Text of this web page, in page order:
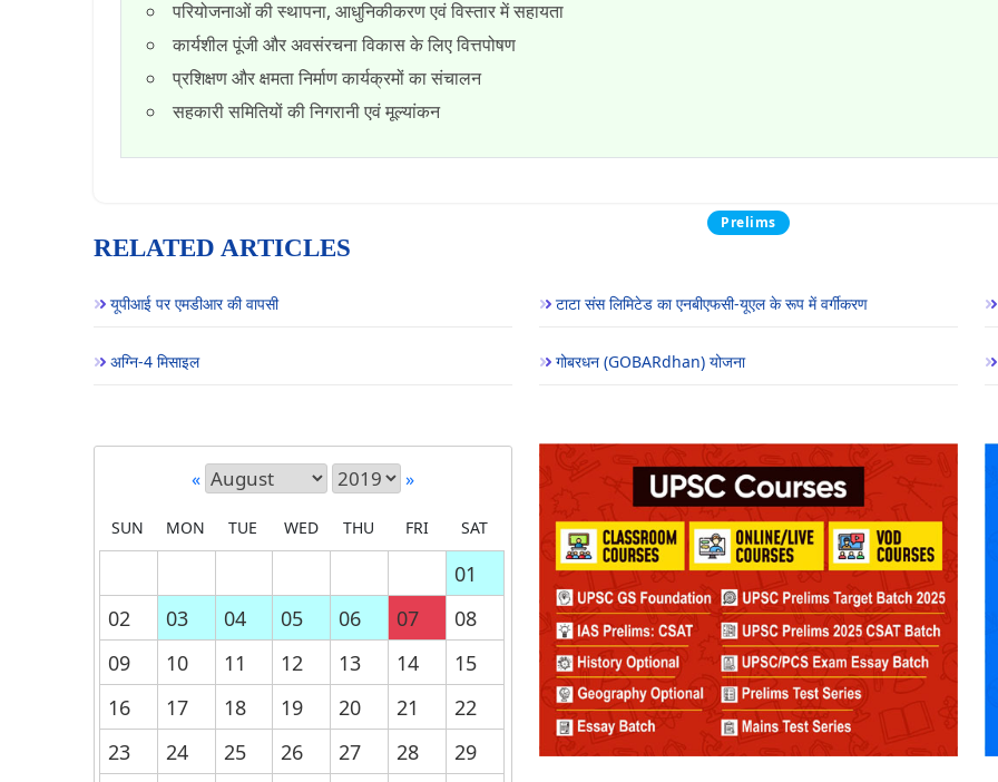
परियोजनाओं की स्थापना, आधुनिकीकरण एवं विस्तार में सहायता
कार्यशील पूंजी और अवसंरचना विकास के लिए वित्तपोषण
प्रशिक्षण और क्षमता निर्माण कार्यक्रमों का संचालन
सहकारी समितियों की निगरानी एवं मूल्यांकन
Prelims
RELATED ARTICLES
यूपीआई पर एमडीआर की वापसी टाटा संस लिमिटेड का एनबीएफसी-यूएल के रूप में वर्गीकरण
अग्नि-4 मिसाइल गोबरधन (GOBARdhan) योजना
« »
SUN MON TUE WED THU FRI SAT
01
02
03 04 05 06 07
08
09
10 11 12 13 14
15
16
17 18 19 20 21
22
23
24 25 26 27 28
29